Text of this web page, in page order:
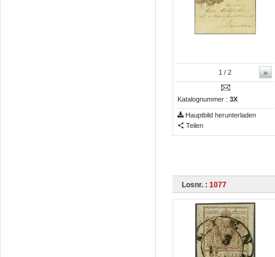
»
1 / 2
Katalognummer : 3X
Hauptbild herunterladen
Teilen
Losnr. : 1077